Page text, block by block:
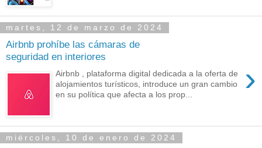
martes, 12 de marzo de 2024
Airbnb prohíbe las cámaras de
seguridad en interiores
›
Airbnb , plataforma digital dedicada a la oferta de
alojamientos turísticos, introduce un gran cambio
en su política que afecta a los prop...
miércoles, 10 de enero de 2024